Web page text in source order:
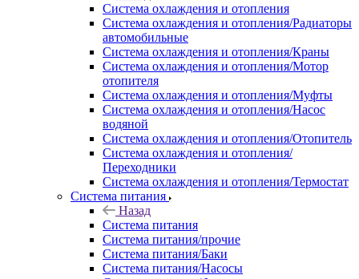
Система охлаждения и отопления
Система охлаждения и отопления/Радиаторы
автомобильные
Система охлаждения и отопления/Краны
Система охлаждения и отопления/Мотор
отопителя
Система охлаждения и отопления/Муфты
Система охлаждения и отопления/Насос
водяной
Система охлаждения и отопления/Отопитель
Система охлаждения и отопления/
Переходники
Система охлаждения и отопления/Термостат
Система питания
Назад
Система питания
Система питания/прочие
Система питания/Баки
Система питания/Насосы